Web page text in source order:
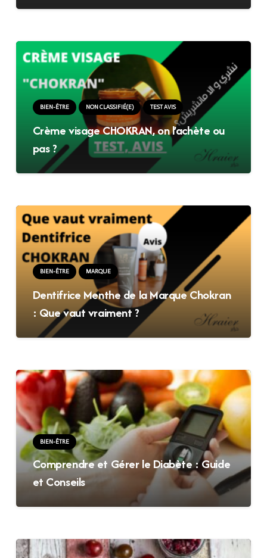
BIEN-ÊTRE NON CLASSIFIÉ(E) TEST AVIS
Crème visage CHOKRAN, on l’achète ou
pas ?
BIEN-ÊTRE MARQUE
Dentifrice Menthe de la Marque Chokran
: Que vaut vraiment ?
BIEN-ÊTRE
Comprendre et Gérer le Diabète : Guide
et Conseils